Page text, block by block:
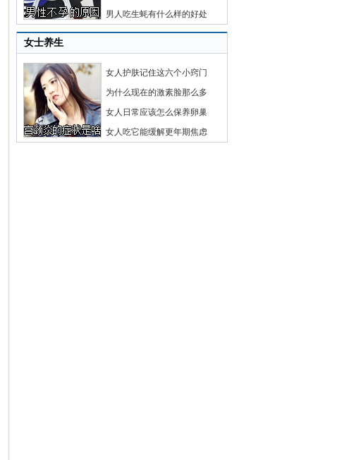
男人吃生蚝有什么样的好处
女士养生
女人护肤记住这六个小窍门
为什么现在的激素脸那么多
女人日常应该怎么保养卵巢
女人吃它能缓解更年期焦虑